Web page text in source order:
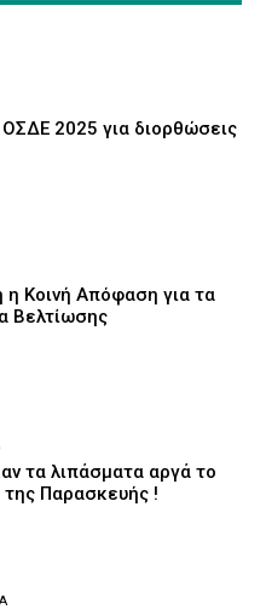
ΟΣΔΕ 2025 για διορθώσεις
Κοινή Απόφαση για τα
Βελτίωσης
τα λιπάσματα αργά το
Παρασκευής !